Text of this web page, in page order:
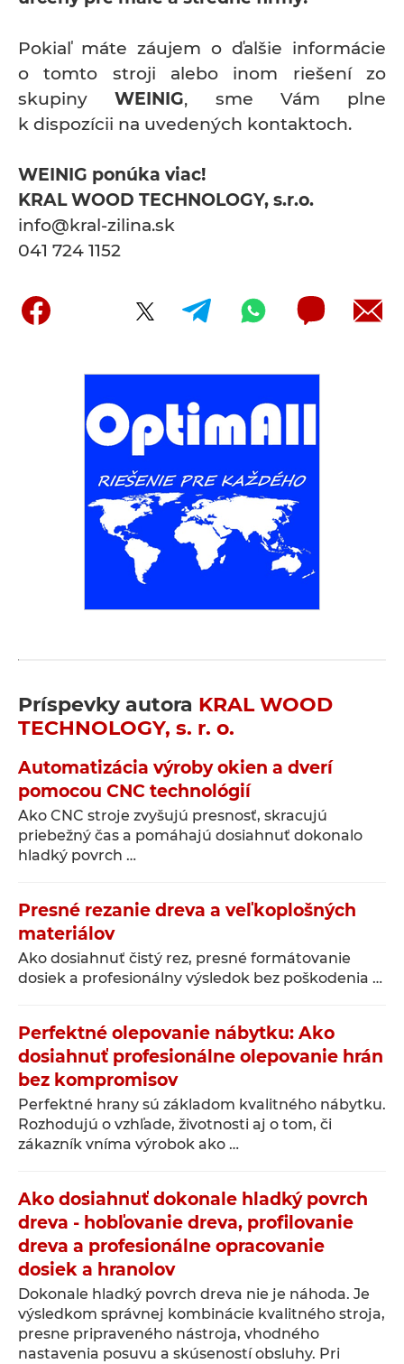
Pokiaľ máte záujem o ďalšie informácie
o tomto stroji alebo inom riešení zo
skupinyWEINIG, sme Vám plne
k dispozícii na uvedených kontaktoch.
WEINIG ponúka viac!
KRAL WOOD TECHNOLOGY, s.r.o.
info@kral-zilina.sk
041 724 1152
Príspevky autora KRAL WOOD
TECHNOLOGY, s. r. o.
Automatizácia výroby okien a dverí
pomocou CNC technológií
Ako CNC stroje zvyšujú presnosť, skracujú
priebežný čas a pomáhajú dosiahnuť dokonalo
hladký povrch …
Presné rezanie dreva a veľkoplošných
materiálov
Ako dosiahnuť čistý rez, presné formátovanie
dosiek a profesionálny výsledok bez poškodenia …
Perfektné olepovanie nábytku: Ako
dosiahnuť profesionálne olepovanie hrán
bez kompromisov
Perfektné hrany sú základom kvalitného nábytku.
Rozhodujú o vzhľade, životnosti aj o tom, či
zákazník vníma výrobok ako …
Ako dosiahnuť dokonale hladký povrch
dreva - hobľovanie dreva, profilovanie
dreva a profesionálne opracovanie
dosiek a hranolov
Dokonale hladký povrch dreva nie je náhoda. Je
výsledkom správnej kombinácie kvalitného stroja,
presne pripraveného nástroja, vhodného
nastavenia posuvu a skúseností obsluhy. Pri